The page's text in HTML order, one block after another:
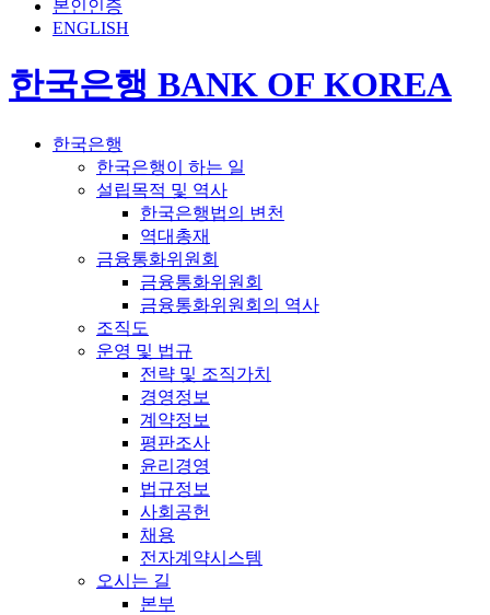
본인인증
ENGLISH
한국은행 BANK OF KOREA
한국은행
한국은행이 하는 일
설립목적 및 역사
한국은행법의 변천
역대총재
금융통화위원회
금융통화위원회
금융통화위원회의 역사
조직도
운영 및 법규
전략 및 조직가치
경영정보
계약정보
평판조사
윤리경영
법규정보
사회공헌
채용
전자계약시스템
오시는 길
본부